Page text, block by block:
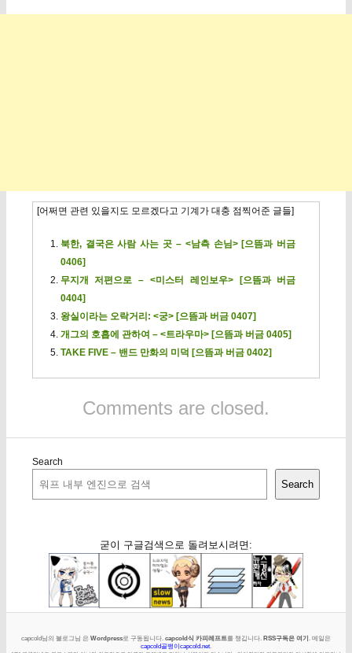
[어쩌면 관련 있을지도 모르겠다고 기계가 대충 점찍어준 글들]
북한, 결국은 사람 사는 곳 – <남측 손님> [으뜸과 버금
0406]
무지개 저편으로 – <미스터 레인보우> [으뜸과 버금
0404]
왕실이라는 오락거리: <궁> [으뜸과 버금 0407]
개그의 호흡에 관하여 – <트라우마> [으뜸과 버금 0405]
TAKE FIVE – 밴드 만화의 미덕 [으뜸과 버금 0402]
Comments are closed.
Search
Search
굳이 구글검색으로 돌려보시려면:
capcold님의 블로그님 은 Wordpress로 구동됩니다. capcold식 카피레프트를 챙깁니다. RSS구독은 여기 . 메일은
capcold골뱅이capcold.net